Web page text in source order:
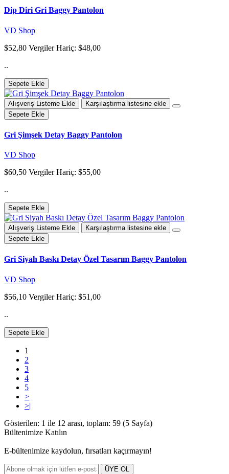
Dip Diri Gri Baggy Pantolon
VD Shop
$52,80 Vergiler Hariç: $48,00
..
Sepete Ekle
Alışveriş Listeme Ekle
Karşılaştırma listesine ekle
Sepete Ekle
Gri Şimşek Detay Baggy Pantolon
VD Shop
$60,50 Vergiler Hariç: $55,00
..
Sepete Ekle
Alışveriş Listeme Ekle
Karşılaştırma listesine ekle
Sepete Ekle
Gri Siyah Baskı Detay Özel Tasarım Baggy Pantolon
VD Shop
$56,10 Vergiler Hariç: $51,00
..
Sepete Ekle
1
2
3
4
5
>
>|
Gösterilen: 1 ile 12 arası, toplam: 59 (5 Sayfa)
Bültenimize Katılın
E-bültenimize kaydolun, fırsatları kaçırmayın!
ÜYE OL